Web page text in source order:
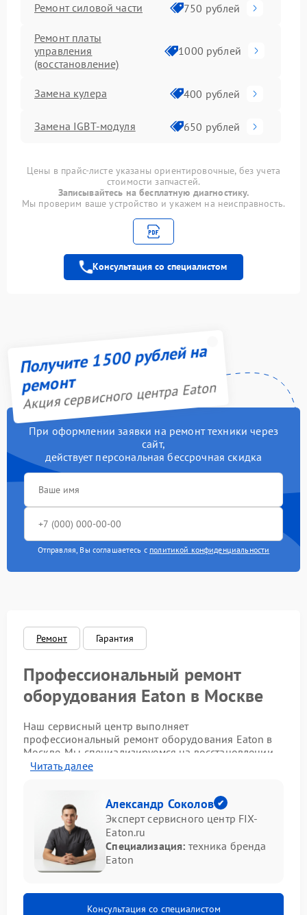
Ремонт силовой части 750 рублей
Ремонт платы
управления
(восстановление)
1000 рублей
Замена кулера 400 рублей
Замена IGBT-модуля 650 рублей
Цены в прайс-листе указаны ориентировочные, без учета
стоимости запчастей.
Записывайтесь на бесплатную диагностику.
Мы проверим ваше устройство и укажем на неисправность.
Консультация со специалистом
Получите 1500 рублей на
ремонт
Акция сервисного центра Eaton
При оформлении заявки на ремонт техники через
сайт,
действует персональная бессрочная скидка
Отправляя, Вы соглашаетесь с политикой конфиденциальности
Ремонт Гарантия
Профессиональный ремонт
оборудования Eaton в Москве
Наш сервисный центр выполняет
профессиональный ремонт оборудования Eaton в
Москве. Мы специализируемся на восстановлении
источников бесперебойного питания,
выдает ошибку или работает нестабильно — наши
инженеры проведут диагностику и устранят
неисправность в кратчайшие сроки.
Оборудование Eaton обеспечивает надёжную
защиту серверов, компьютерных сетей, систем
перебоев электропитания. При длительной работе
возможен износ аккумуляторов, поломка силовых
Читать далее
Александр Соколов
Эксперт сервисного центр FIX-
Eaton.ru
Специализация: техника бренда
Eaton
Консультация со специалистом